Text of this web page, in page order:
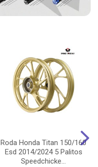
Roda Honda Titan 150/160
Esd 2014/2024 5 Palitos
Speedchicke...